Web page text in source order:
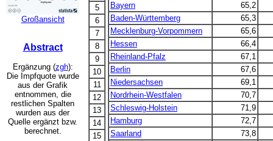
Großansicht
Abstract
Ergänzung (zgh):
Die Impfquote wurde
aus der Grafik
entnommen, die
restlichen Spalten
wurden aus der
Quelle ergänzt bzw.
berechnet.
5
6
7
8
9
10
11
12
13
14
15
Bayern
65,2
Baden-Württemberg
65,3
Mecklenburg-Vorpommern
65,6
Hessen
66,4
Rheinland-Pfalz
67,1
Berlin
67,6
Niedersachsen
69,1
Nordrhein-Westfalen
70,7
Schleswig-Holstein
71,9
Hamburg
72,7
Saarland
73,8